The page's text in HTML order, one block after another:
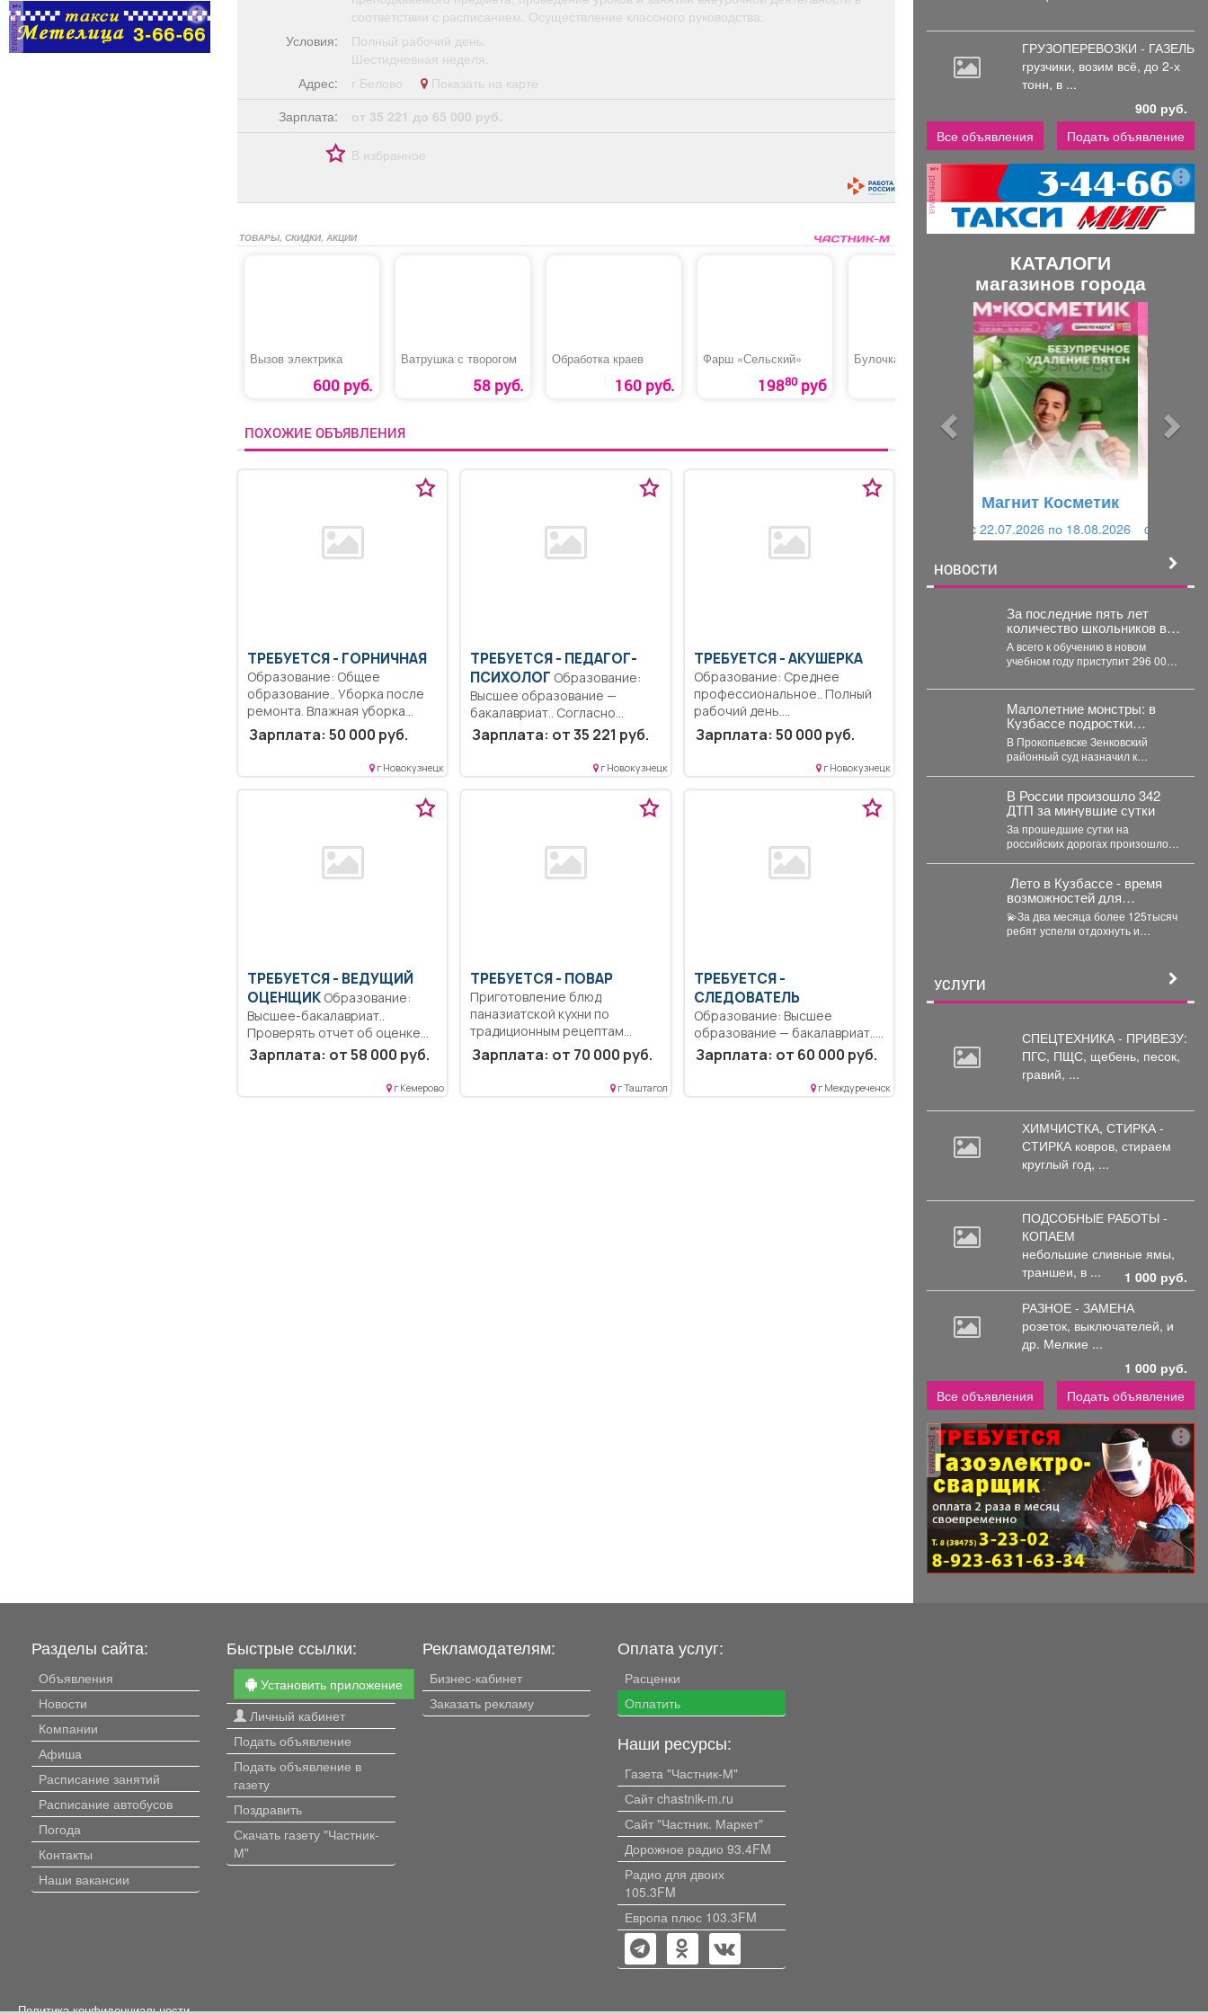
реклама
соответствии с расписанием. Осуществление классного руководства.
Условия:
Полный рабочий день.
Шестидневная неделя.
Адрес:
г Белово
Показать на карте
Зарплата:
от 35 221 до 65 000 руб.
В избранное
ТОВАРЫ, СКИДКИ, АКЦИИ
Вызов электрика
600 руб.
Ватрушка с творогом
58 руб.
Обработка краев
160 руб.
Фарш «Сельский»
19880руб
Булочка
45 руб.
Беляш
85 руб.
ПОХОЖИЕ ОБЪЯВЛЕНИЯ
ТРЕБУЕТСЯ - ГОРНИЧНАЯ
Образование: Общее
образование.. Уборка после
ремонта. Влажная уборка
ресепшена....
Зарплата: 50 000 руб.
г Новокузнецк
ТРЕБУЕТСЯ - ПЕДАГОГ-
ПСИХОЛОГ
Высшее образование —
бакалавриат.. Согласно
должностной инструкции..
Полный...
Зарплата: от 35 221 руб.
г Новокузнецк
ТРЕБУЕТСЯ - АКУШЕРКА
Образование: Среднее
профессиональное.. Полный
рабочий день.
Единовременная денежная
выплата молодым...
Зарплата: 50 000 руб.
г Новокузнецк
ТРЕБУЕТСЯ - ВЕДУЩИЙ
ОЦЕНЩИКОбразование:
Высшее-бакалавриат..
Проверять отчет об оценке
рыночной стоимости
объекта...
Зарплата: от 58 000 руб.
г Кемерово
ТРЕБУЕТСЯ - ПОВАР
Приготовление блюд
паназиатской кухни по
традиционным рецептам
стран Азии,...
Зарплата: от 70 000 руб.
г Таштагол
ТРЕБУЕТСЯ -
СЛЕДОВАТЕЛЬ
Образование: Высшее
образование — бакалавриат..
Выполнение должностных
обязанностей согласно...
Зарплата: от 60 000 руб.
г Междуреченск
ГРУЗОПЕРЕВОЗКИ - ГАЗЕЛЬ
грузчики, возим всё, до 2-х
тонн, в ...
900 руб.
Все объявления
Подать объявление
реклама
КАТАЛОГИ
магазинов города
Магнит Косметик
c 29.07.2026 по 25.08.2026
НОВОСТИ
За последние пять лет
количество школьников в
Кузбассе сократилось на
8%
А всего к обучению в новом
учебном году приступит 296 000
Малолетние монстры: в
Кузбассе подростки
избили, запихали в
багажник, и похитили 10-
летнего ребенка
В Прокопьевске Зенковский
районный суд назначил к
...
В России произошло 342
ДТП за минувшие сутки
За прошедшие сутки на
российских дорогах произошло
️ Лето в Кузбассе - время
возможностей для
школьников!
💫За два месяца более 125тысяч
ребят успели отдохнуть и
УСЛУГИ
СПЕЦТЕХНИКА - ПРИВЕЗУ:
ПГС, ПЩС, щебень, песок,
гравий, ...
ХИМЧИСТКА, СТИРКА -
СТИРКА ковров, стираем
круглый год, ...
ПОДСОБНЫЕ РАБОТЫ -
КОПАЕМ
небольшие сливные ямы,
траншеи, в ...
1 000 руб.
РАЗНОЕ - ЗАМЕНА
розеток, выключателей, и
др. Мелкие ...
1 000 руб.
Все объявления
Подать объявление
реклама
Разделы сайта:
Объявления
Новости
Компании
Афиша
Расписание занятий
Расписание автобусов
Погода
Контакты
Наши вакансии
Быстрые ссылки:
Установить приложение
Личный кабинет
Подать объявление
Подать объявление в
газету
Поздравить
Скачать газету "Частник-
М"
Рекламодателям:
Бизнес-кабинет
Заказать рекламу
Оплата услуг:
Расценки
Оплатить
Наши ресурсы:
Газета "Частник-М"
Сайт chastnik-m.ru
Сайт "Частник. Маркет"
Дорожное радио 93.4FM
Радио для двоих
105.3FM
Европа плюс 103.3FM
Политика конфиденциальности